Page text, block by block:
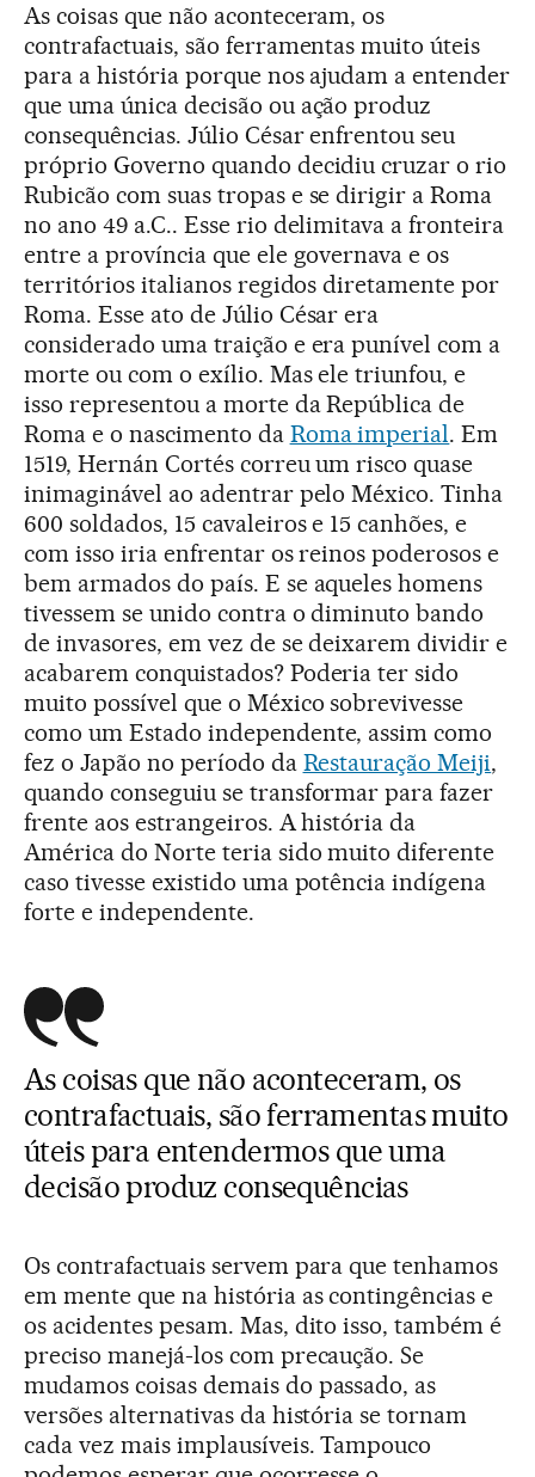
As coisas que não aconteceram, os
contrafactuais, são ferramentas muito úteis
para a história porque nos ajudam a entender
que uma única decisão ou ação produz
consequências. Júlio César enfrentou seu
próprio Governo quando decidiu cruzar o rio
Rubicão com suas tropas e se dirigir a Roma
no ano 49 a.C.. Esse rio delimitava a fronteira
entre a província que ele governava e os
territórios italianos regidos diretamente por
Roma. Esse ato de Júlio César era
considerado uma traição e era punível com a
morte ou com o exílio. Mas ele triunfou, e
isso representou a morte da República de
Roma e o nascimento da Roma imperial. Em
1519, Hernán Cortés correu um risco quase
inimaginável ao adentrar pelo México. Tinha
600 soldados, 15 cavaleiros e 15 canhões, e
com isso iria enfrentar os reinos poderosos e
bem armados do país. E se aqueles homens
tivessem se unido contra o diminuto bando
de invasores, em vez de se deixarem dividir e
acabarem conquistados? Poderia ter sido
muito possível que o México sobrevivesse
como um Estado independente, assim como
fez o Japão no período da Restauração Meiji,
quando conseguiu se transformar para fazer
frente aos estrangeiros. A história da
América do Norte teria sido muito diferente
caso tivesse existido uma potência indígena
forte e independente.
As coisas que não aconteceram, os
contrafactuais, são ferramentas muito
úteis para entendermos que uma
decisão produz consequências
Os contrafactuais servem para que tenhamos
em mente que na história as contingências e
os acidentes pesam. Mas, dito isso, também é
preciso manejá-los com precaução. Se
mudamos coisas demais do passado, as
versões alternativas da história se tornam
cada vez mais implausíveis. Tampouco